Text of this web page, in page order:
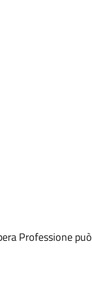
Professione può